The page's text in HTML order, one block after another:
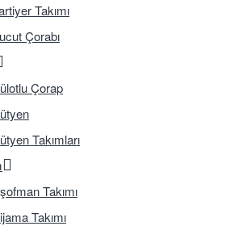
Takımı
Çorabı
Çorap
Takımları
Takımı
Takımı